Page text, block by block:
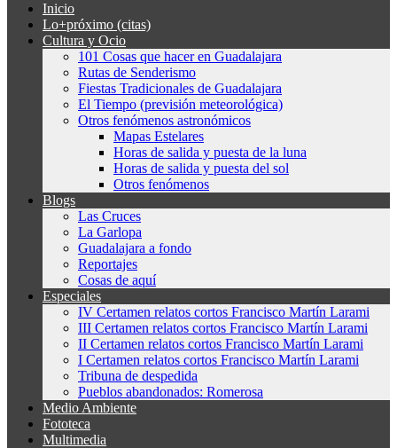
Inicio
Lo+próximo (citas)
Cultura y Ocio
101 Cosas que hacer en Guadalajara
Rutas de Senderismo
Fiestas Tradicionales de Guadalajara
El Tiempo (previsión meteorológica)
Otros fenómenos astronómicos
Mapas Estelares
Horas de salida y puesta de la luna
Horas de salida y puesta del sol
Otros fenómenos
Blogs
Las Cruces
La Garlopa
Guadalajara a fondo
Reportajes
Cosas de aquí
Especiales
IV Certamen relatos cortos Francisco Martín Larami
III Certamen relatos cortos Francisco Martín Larami
II Certamen relatos cortos Francisco Martín Larami
I Certamen relatos cortos Francisco Martín Larami
Tribuna de despedida
Pueblos abandonados: Romerosa
Medio Ambiente
Fototeca
Multimedia